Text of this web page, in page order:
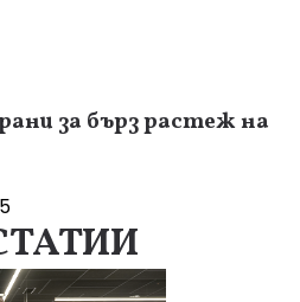
за бърз растеж на